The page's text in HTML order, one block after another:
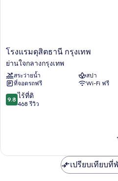
โรงแรม
ดุสิต
ธานี
กรุงเทพ
ย่าน
ใจกลาง
กรุงเทพ
โรงแรมดุสิตธานี กรุงเทพ
ย่านใจกลางกรุงเทพ
สระว่ายน้ำ
สปา
ที่จอดรถฟรี
Wi-Fi ฟรี
9.8
จาก
รีวิว
9.8 ไร้ที่ติ
468 รีวิว
เปรียบเทียบ